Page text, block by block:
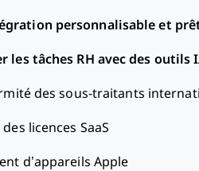
personnalisable et
les tâches RH avec des outils
des sous-traitants
licences SaaS
d’appareils Apple